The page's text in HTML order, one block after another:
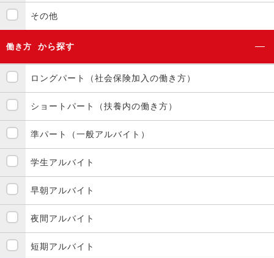
その他
働き方 から探す
ロングパート（社会保険加入の働き方）
ショートパート（扶養内の働き方）
準パート（一般アルバイト）
学生アルバイト
早朝アルバイト
夜間アルバイト
短期アルバイト